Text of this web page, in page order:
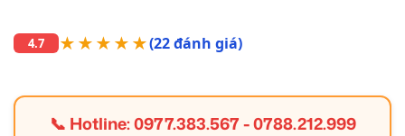
4.7 ★★★★★(22 đánh giá)
📞 Hotline:0977.383.567-0788.212.999